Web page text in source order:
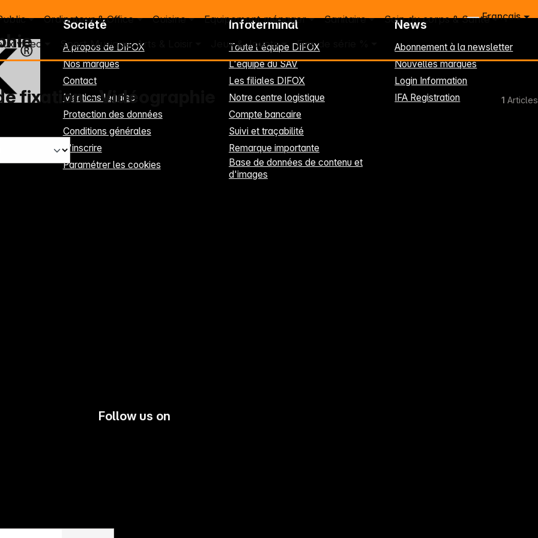
Français
Ordinateur & Office Cuisine Equipement ménager Sanitaire Soin du corps & Santé
video Sport Musique, Arts & Loisir Jeux & Jouets Fins de série %
fixation - Vidéographie 1 Articles
Société
A propos de DIFOX
Nos marques
Contact
Mentions légales
Protection des données
Conditions générales
S'inscrire
Paramétrer les cookies
Infoterminal
Toute l'équipe DIFOX
L'équipe du SAV
Les filiales DIFOX
Notre centre logistique
Compte bancaire
Suivi et traçabilité
Remarque importante
Base de données de contenu et
d'images
News
Abonnement à la newsletter
Nouvelles marques
Login Information
IFA Registration
Follow us on